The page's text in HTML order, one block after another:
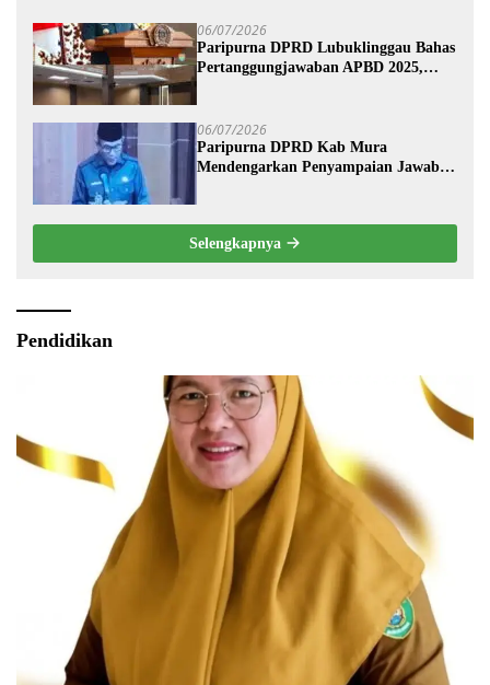
06/07/2026
Paripurna DPRD Lubuklinggau Bahas
Pertanggungjawaban APBD 2025,
06/07/2026
Paripurna DPRD Kab Mura
Mendengarkan Penyampaian Jawaban
Kabupaten Musi Rawas Tahun
Anggaran 2025.
Selengkapnya
Pendidikan